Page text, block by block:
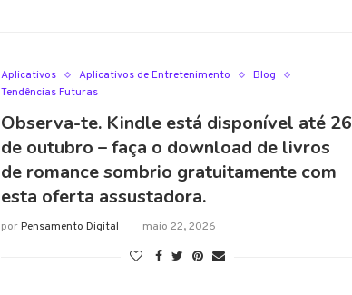
Aplicativos Aplicativos de Entretenimento
Blog
Tendências Futuras
Observa-te. Kindle está disponível até 26
de outubro – faça o download de livros
de romance sombrio gratuitamente com
esta oferta assustadora.
porPensamento Digital maio 22, 2026